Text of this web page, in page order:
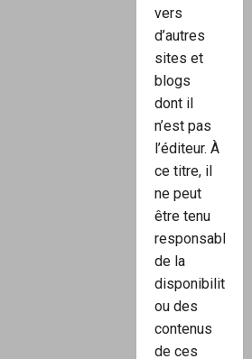
vers
d’autres
sites et
blogs
dont il
n’est pas
l’éditeur. À
ce titre, il
ne peut
être tenu
responsable
de la
disponibilité
ou des
contenus
de ces